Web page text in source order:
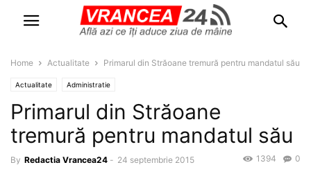
Home Actualitate Primarul din Străoane tremură pentru mandatul său
Actualitate Administratie
Primarul din Străoane
tremură pentru mandatul său
By Redactia Vrancea24 - 24 septembrie 2015 0
1394